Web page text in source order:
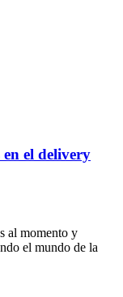
el delivery
al momento y
el mundo de la